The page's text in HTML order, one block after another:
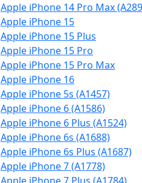
Apple iPhone 14 Pro Max
Apple iPhone 15
Apple iPhone 15 Plus
Apple iPhone 15 Pro
Apple iPhone 15 Pro Max
Apple iPhone 16
Apple iPhone 5s (A1457)
Apple iPhone 6 (A1586)
Apple iPhone 6 Plus (A1524)
Apple iPhone 6s (A1688)
Apple iPhone 6s Plus (A1687)
Apple iPhone 7 (A1778)